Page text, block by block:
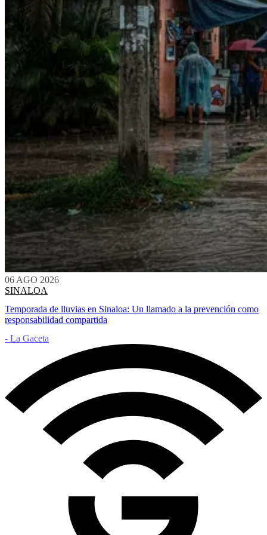
06 AGO 2026
SINALOA
Temporada de lluvias en Sinaloa: Un llamado a la prevención como
responsabilidad compartida
- La Gaceta